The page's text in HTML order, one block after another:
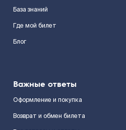
База знаний
Где мой билет
Блог
Важные ответы
Оформление и покупка
Возврат и обмен билета